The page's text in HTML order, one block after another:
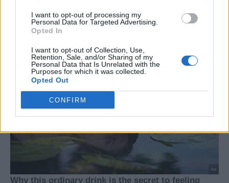
I want to opt-out of processing my
Personal Data for Targeted Advertising.
Opted In
I want to opt-out of Collection, Use,
Retention, Sale, and/or Sharing of my
Personal Data that Is Unrelated with the
Purposes for which it was collected.
Opted Out
CONFIRM